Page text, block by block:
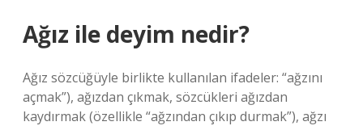
Ağız ile deyim nedir?
Ağız sözcüğüyle birlikte kullanılan ifadeler: “ağzını
açmak”), ağızdan çıkmak, sözcükleri ağızdan
kaydırmak (özellikle “ağzından çıkıp durmak”), ağzı